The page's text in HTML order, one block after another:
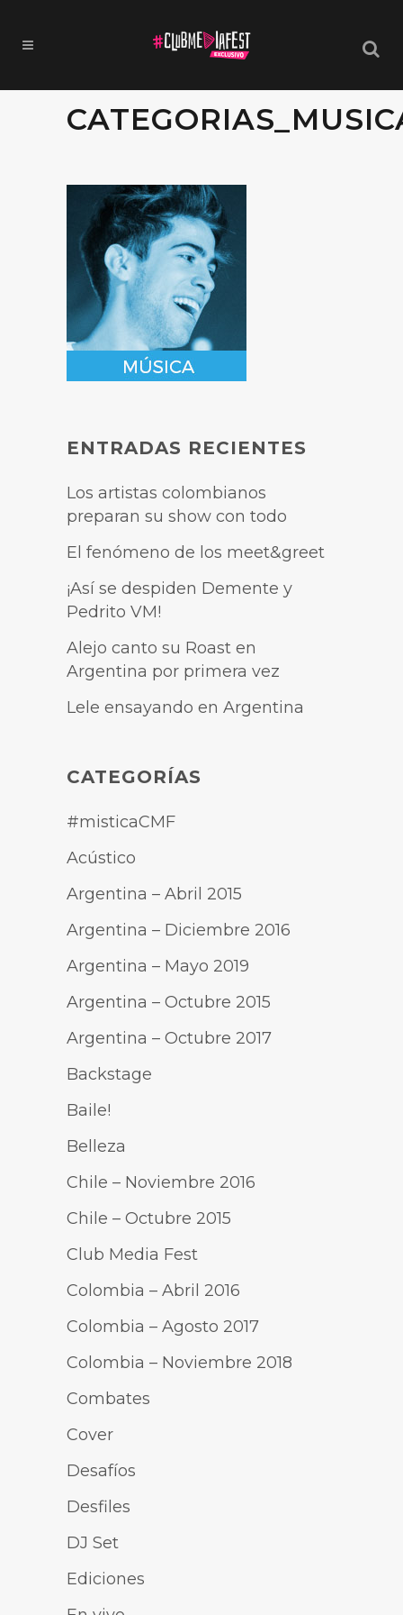
ENTRADAS RECIENTES
Los artistas colombianos
preparan su show con todo
El fenómeno de los meet&greet
¡Así se despiden Demente y
Pedrito VM!
Alejo canto su Roast en
Argentina por primera vez
Lele ensayando en Argentina
CATEGORÍAS
#misticaCMF
Acústico
Argentina – Abril 2015
Argentina – Diciembre 2016
Argentina – Mayo 2019
Argentina – Octubre 2015
Argentina – Octubre 2017
Backstage
Baile!
Belleza
Chile – Noviembre 2016
Chile – Octubre 2015
Club Media Fest
Colombia – Abril 2016
Colombia – Agosto 2017
Colombia – Noviembre 2018
Combates
Cover
Desafíos
Desfiles
DJ Set
Ediciones